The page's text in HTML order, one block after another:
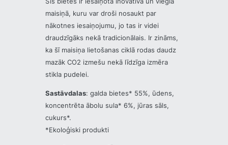
maisiņā, kuru var droši nosaukt par
nākotnes iesaiņojumu, jo tas ir videi
draudzīgāks nekā tradicionālais. Ir zināms,
ka šī maisiņa lietošanas ciklā rodas daudz
mazāk CO2 izmešu nekā līdzīga izmēra
stikla pudelei.
Sastāvdalas: galda bietes* 55%, ūdens,
koncentrēta ābolu sula* 6%, jūras sāls,
cukurs*.
*Ekoloģiski produkti